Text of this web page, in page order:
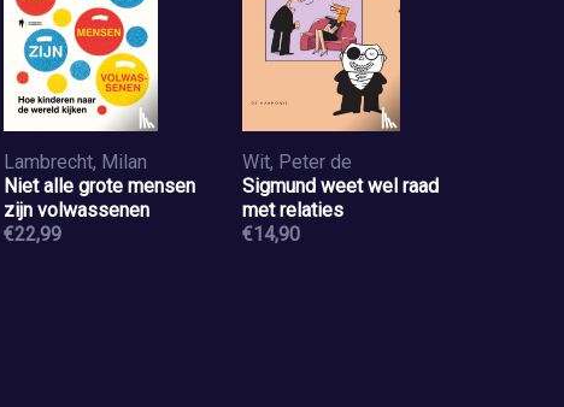
Lambrecht, Milan
Niet alle grote mensen
zijn volwassenen
€22,99
Wit, Peter de
Sigmund weet wel raad
met relaties
€14,90